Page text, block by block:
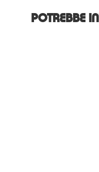
POTREBBE